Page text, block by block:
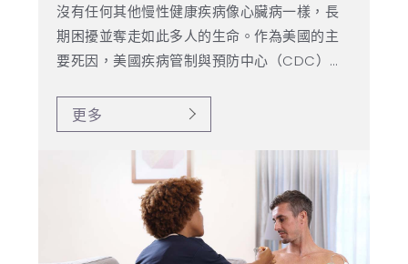
沒有任何其他慢性健康疾病像心臟病一樣，長
期困擾並奪走如此多人的生命。作為美國的主
要死因，美國疾病管制與預防中心（CDC）指
這些數據令人震驚，CDC 也表示，若能及早介
入，多達 80% 的心血管疾病是可以預防的。考
多醫療專業人員會依賴檢測進行早期發現——心
電圖就是其中之一。
更多